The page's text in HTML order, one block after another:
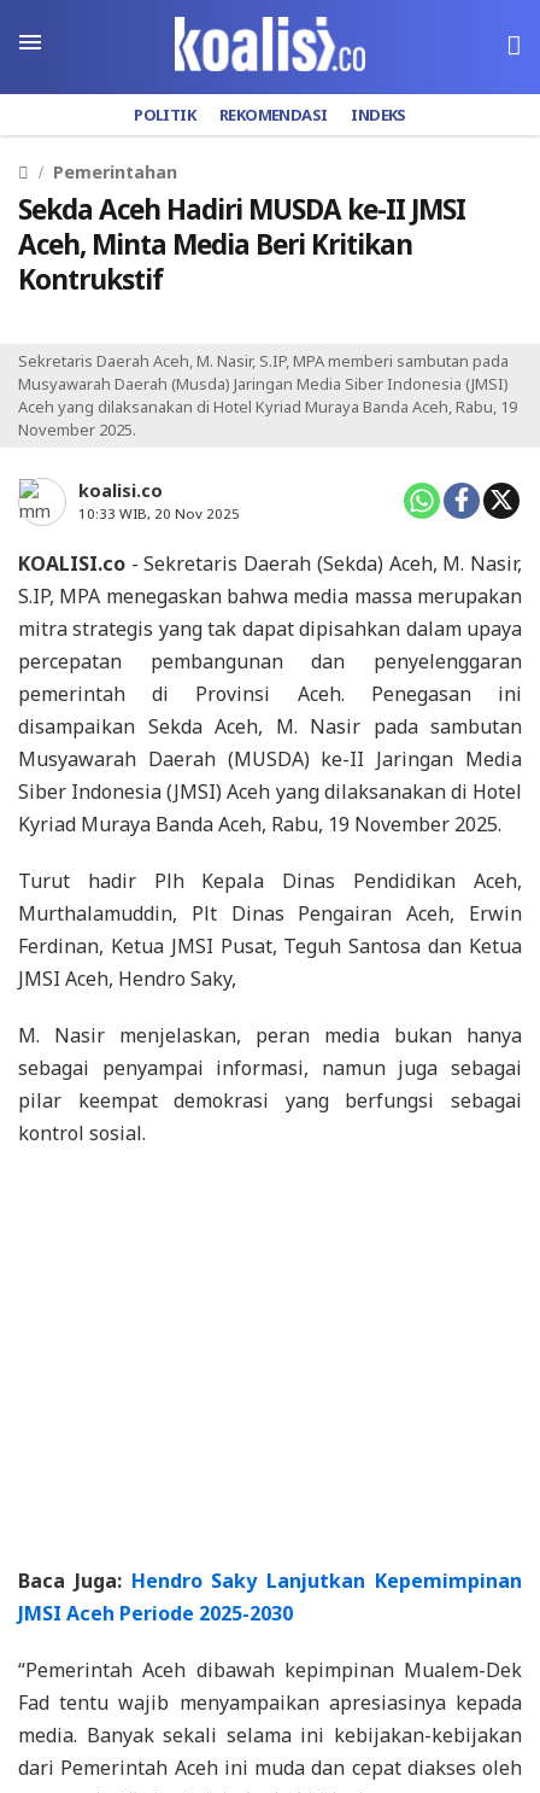
POLITIK REKOMENDASI INDEKS
Pemerintahan
Sekda Aceh Hadiri MUSDA ke-II JMSI
Aceh, Minta Media Beri Kritikan
Kontrukstif
Sekretaris Daerah Aceh, M. Nasir, S.IP, MPA memberi sambutan pada
Musyawarah Daerah (Musda) Jaringan Media Siber Indonesia (JMSI)
Aceh yang dilaksanakan di Hotel Kyriad Muraya Banda Aceh, Rabu, 19
November 2025.
koalisi.co
10:33 WIB, 20 Nov 2025
KOALISI.co - Sekretaris Daerah (Sekda) Aceh, M. Nasir,
S.IP, MPA menegaskan bahwa media massa merupakan
mitra strategis yang tak dapat dipisahkan dalam upaya
percepatan pembangunan dan penyelenggaran
pemerintah di Provinsi Aceh. Penegasan ini
disampaikan Sekda Aceh, M. Nasir pada sambutan
Musyawarah Daerah (MUSDA) ke-II Jaringan Media
Siber Indonesia (JMSI) Aceh yang dilaksanakan di Hotel
Kyriad Muraya Banda Aceh, Rabu, 19 November 2025.
Turut hadir Plh Kepala Dinas Pendidikan Aceh,
Murthalamuddin, Plt Dinas Pengairan Aceh, Erwin
Ferdinan, Ketua JMSI Pusat, Teguh Santosa dan Ketua
JMSI Aceh, Hendro Saky,
M. Nasir menjelaskan, peran media bukan hanya
sebagai penyampai informasi, namun juga sebagai
pilar keempat demokrasi yang berfungsi sebagai
kontrol sosial.
Baca Juga: Hendro Saky Lanjutkan Kepemimpinan
JMSI Aceh Periode 2025-2030
“Pemerintah Aceh dibawah kepimpinan Mualem-Dek
Fad tentu wajib menyampaikan apresiasinya kepada
media. Banyak sekali selama ini kebijakan-kebijakan
dari Pemerintah Aceh ini muda dan cepat diakses oleh